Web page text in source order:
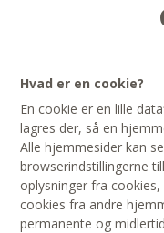
Hvad er en cookie?
En cookie er en lille
lagres der, så en
Alle hjemmesider kan
browserindstillingerne
oplysninger fra
cookies fra andre
permanente og